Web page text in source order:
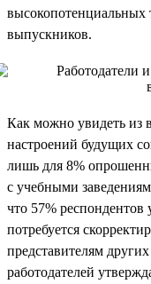
высокопотенциальных
выпускников.
Как можно увидеть из
настроений будущих
лишь для 8%
с учебными
что 57%
потребуется
представителям
работодателей